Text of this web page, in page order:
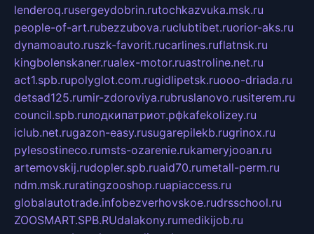
lenderoq.rusergeydobrin.rutochkazvuka.msk.ru
people-of-art.rubezzubova.ruclubtibet.ruorior-aks.ru
dynamoauto.ruszk-favorit.rucarlines.ruflatnsk.ru
kingbolenskaner.rualex-motor.ruastroline.net.ru
act1.spb.rupolyglot.com.rugidlipetsk.ruooo-driada.ru
detsad125.rumir-zdoroviya.rubruslanovo.rusiterem.ru
council.spb.ruлодкипатриот.рфkafekolizey.ru
iclub.net.rugazon-easy.rusugarepilekb.rugrinox.ru
pylesostineco.rumsts-ozarenie.rukameryjooan.ru
artemovskij.rudopler.spb.ruaid70.rumetall-perm.ru
ndm.msk.ruratingzooshop.ruapiaccess.ru
globalautotrade.infobezverhovskoe.rudrsschool.ru
ZOOSMART.SPB.RUdalakony.rumedikijob.ru